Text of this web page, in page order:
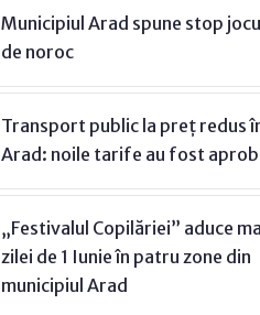
Municipiul Arad spune stop
de noroc
Transport public la preț redus
Arad: noile tarife au fost
„Festivalul Copilăriei” aduce
zilei de 1 Iunie în patru zone din
municipiul Arad